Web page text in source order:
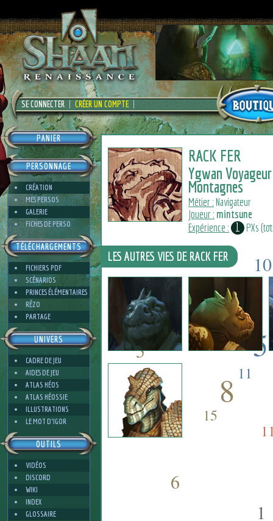
SE CONNECTER CRÉER UN COMPTE
PANIER
PERSONNAGE
CRÉATION
MES PERSOS
GALERIE
FICHES DE PERSO
TÉLÉCHARGEMENTS
FICHIERS PDF
SCÉNARIOS
PRINCES ÉLÉMENTAIRES
RÉZO
PARTAGE
UNIVERS
CADRE DE JEU
AIDES DE JEU
ATLAS HÉOS
ATLAS HÉOSSIE
ILLUSTRATIONS
LE MOT D'IGOR
OUTILS
VIDÉOS
DISCORD
WIKI
INDEX
GLOSSAIRE
RACK FER
Ygwan
Montagnes
Métier : Navigateur
Joueur : mintsune
Expérience : 1 PXs
11
15
5
8
1
6
10
5
1
10
LES AUTRES VIES DE RACK FER